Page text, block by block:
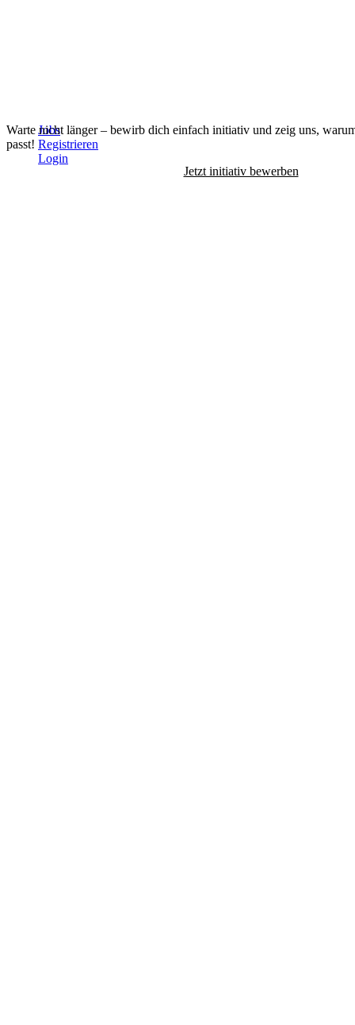
Jobs
Registrieren
Login
Warte nicht länger – bewirb dich einfach initiativ und zeig uns,
passt!
Jetzt initiativ bewerben